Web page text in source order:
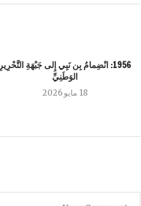
1956: انْضِمامُ بِن نَبِي إِلى جَبْهَةِ التَّحْرِيرِ
الوَطَنِيِّ
18 مايو 2026